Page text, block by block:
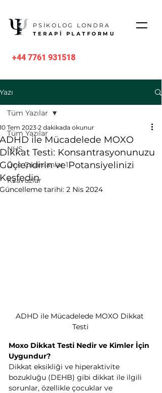
+44 7761 931518
PSİKOLOG LONDRA
TERAPİ PLATFORMU
Yazı
Tüm Yazılar
NHS
Öne Çıkarılanlar 1
Kılavuzlar
Tüm Yazılar
ADHD ile Mücadelede MOXO
Dikkat Testi: Konsantrasyonunuzu
Güçlendirin ve Potansiyelinizi
Keşfedin
10 Tem 2023 2 dakikada okunur
Güncelleme tarihi: 2 Nis 2024
ADHD ile Mücadelede MOXO Dikkat
Testi
Moxo Dikkat Testi Nedir ve Kimler İçin
Uygundur?
Dikkat eksikliği ve hiperaktivite
bozukluğu (DEHB) gibi dikkat ile ilgili
sorunlar, özellikle çocuklar ve